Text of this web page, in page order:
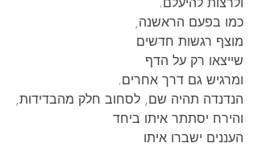
כמו בפעם הראשנה,
מוצף רגשות חדשים
שייצאו רק על הדף
ומרגיש גם דרך אחרים.
הנדנדה תהיה שם, לסחוב חלק מהבדידות,
והירח יסתתר איתו ביחד
העננים ישברו איתו